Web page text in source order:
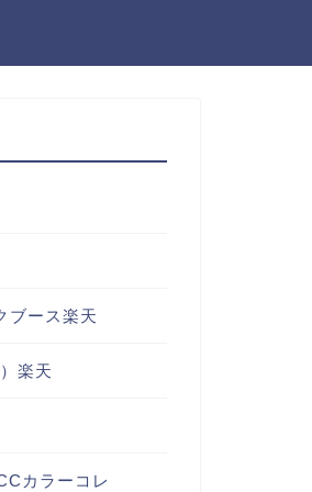
ブース楽天
楽天
カラーコレ